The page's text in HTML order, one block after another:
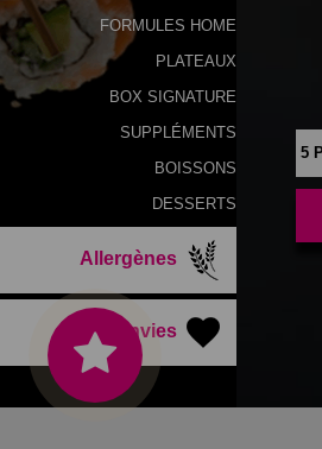
FORMULES HOME
PLATEAUX
BOX SIGNATURE
SUPPLÉMENTS
BOISSONS
DESSERTS
Allergènes
Vos Envies